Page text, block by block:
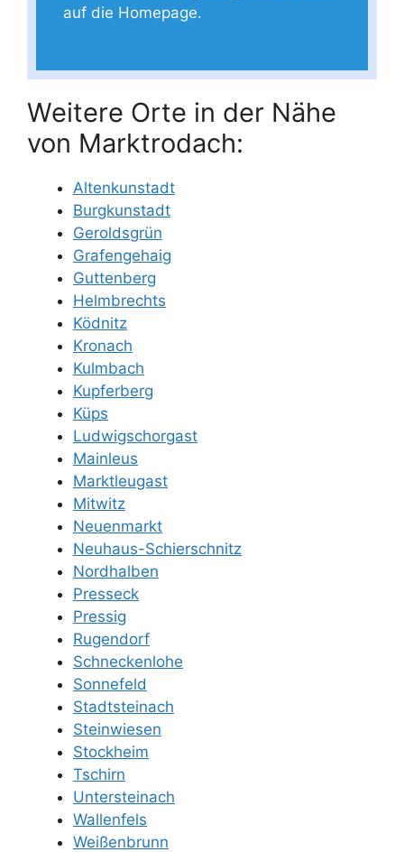
auf die Homepage.
Weitere Orte in der Nähe
von Marktrodach:
Altenkunstadt
Burgkunstadt
Geroldsgrün
Grafengehaig
Guttenberg
Helmbrechts
Ködnitz
Kronach
Kulmbach
Kupferberg
Küps
Ludwigschorgast
Mainleus
Marktleugast
Mitwitz
Neuenmarkt
Neuhaus-Schierschnitz
Nordhalben
Presseck
Pressig
Rugendorf
Schneckenlohe
Sonnefeld
Stadtsteinach
Steinwiesen
Stockheim
Tschirn
Untersteinach
Wallenfels
Weißenbrunn